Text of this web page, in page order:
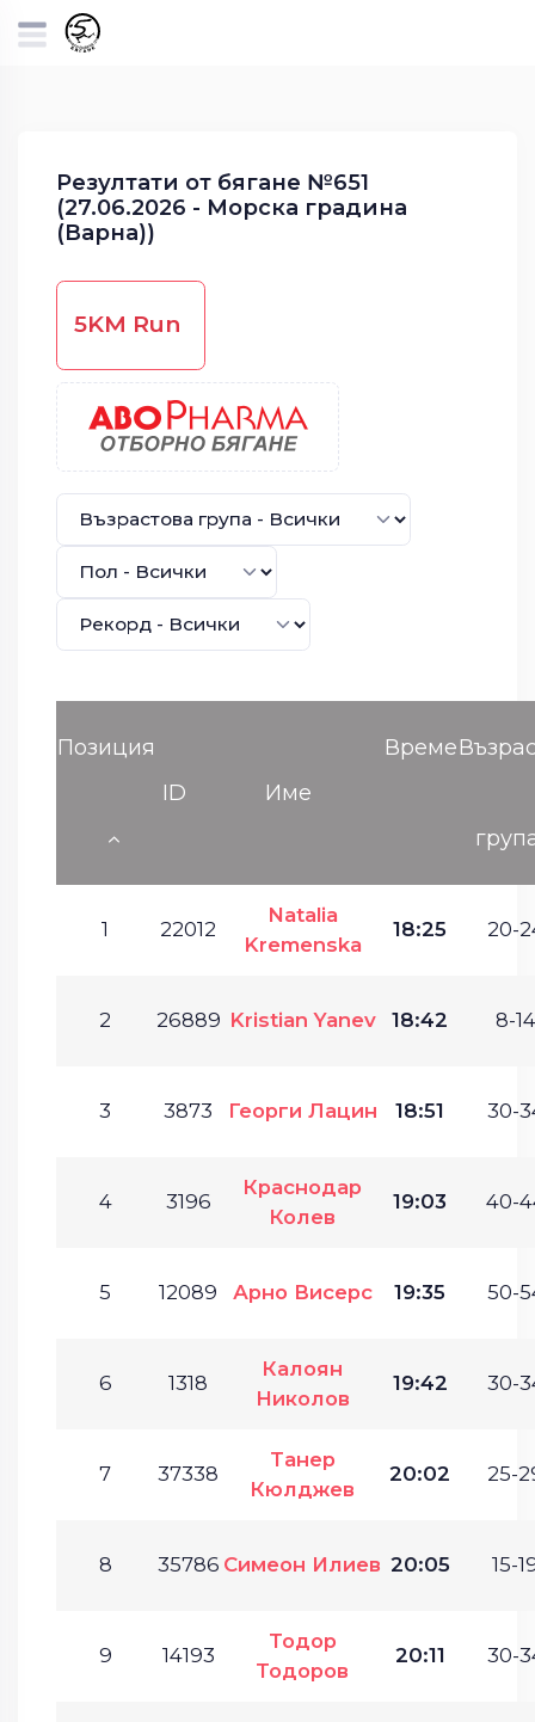
Резултати от бягане №651
(27.06.2026 - Морска градина
(Варна))
5KM Run
Позиция
ID
Име
Време
1 22012
Natalia
Kremenska
18:25 20-
2 26889 Kristian Yanev 18:42 8-
3 3873 Георги Лацин 18:51 30-
4 3196
Краснодар
Колев
19:03 40-
5 12089 Арно Висерс 19:35 50-
6 1318
Калоян
Николов
19:42 30-
7 37338
Танер
Кюлджев
20:02 25-
8 35786 Симеон Илиев 20:05 15-
9 14193
Тодор
Тодоров
20:11 30-